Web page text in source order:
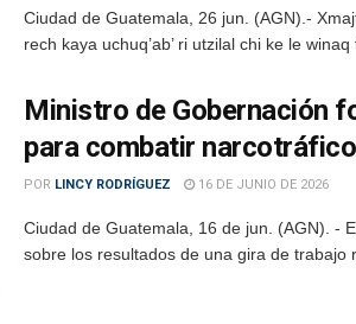
Ciudad de Guatemala, 26 jun. (AGN).-
rech kaya uchuq’ab’ ri utzilal chi ke le winaq
Ministro de Gobernación
para combatir
POR LINCY RODRÍGUEZ 16 DE JUNIO DE 2026
Ciudad de Guatemala, 16 de jun. (AGN). -
sobre los resultados de una gira de trabajo